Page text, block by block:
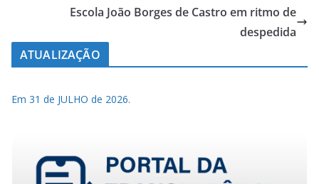
Escola João Borges de Castro em ritmo de
despedida
ATUALIZAÇÃO
Em 31 de JULHO de 2026.